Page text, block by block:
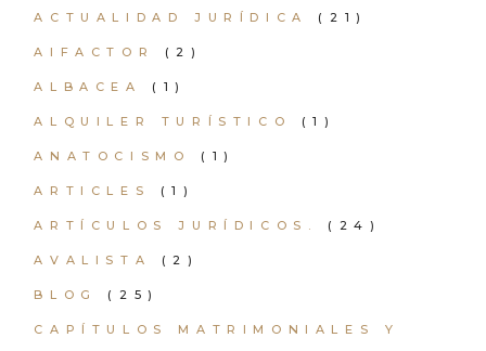
ACTUALIDAD JURÍDICA (21)
AIFACTOR (2)
ALBACEA (1)
ALQUILER TURÍSTICO (1)
ANATOCISMO (1)
ARTICLES (1)
ARTÍCULOS JURÍDICOS. (24)
AVALISTA (2)
BLOG (25)
CAPÍTULOS MATRIMONIALES Y